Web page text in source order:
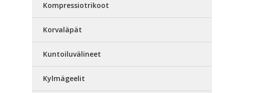
Kompressiotrikoot
Korvaläpät
Kuntoiluvälineet
Kylmägeelit